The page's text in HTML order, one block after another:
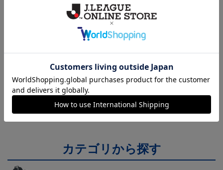
送料無料の併せ買いにオススメ！どの選手が当たる
横浜FM
日常にもF・マリノスを！普段使いにオススメのアイ
カテゴリから探す